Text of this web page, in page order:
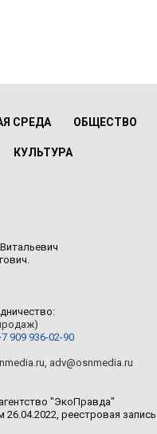
СРЕДА ОБЩЕСТВО
КУЛЬТУРА
909 936-02-90
, adv@osnmedia.ru
"ЭкоПравда"
реестровая запись